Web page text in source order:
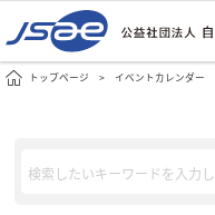
トップページ イベントカレンダー